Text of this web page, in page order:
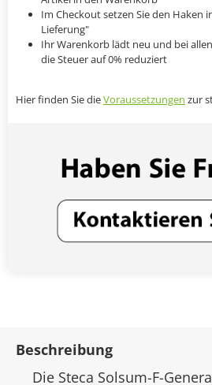
Im Checkout setzen Sie den Haken
Lieferung"
Ihr Warenkorb lädt neu und bei
die Steuer auf 0% reduziert
Hier finden Sie dieVoraussetzungen zur
Beschreibung
Die Steca Solsum-F-